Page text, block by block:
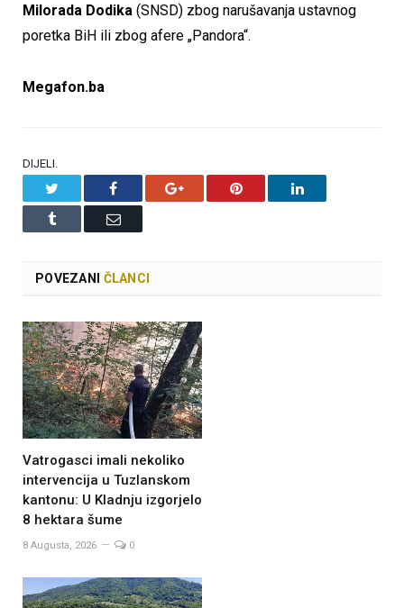
Milorada Dodika (SNSD) zbog narušavanja ustavnog
poretka BiH ili zbog afere „Pandora“.
Megafon.ba
DIJELI.
Facebook Google+ Pinterest LinkedIn
Tumblr Email
POVEZANI ČLANCI
Vatrogasci imali nekoliko
intervencija u Tuzlanskom
kantonu: U Kladnju izgorjelo
8 hektara šume
8 Augusta, 2026 0